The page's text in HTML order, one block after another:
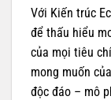
Với Kiến trúc
để thấu hiểu
của mọi tiêu
mong muốn
độc đáo – mô